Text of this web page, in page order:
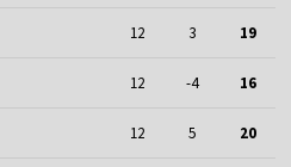
12 3 19
12 -4 16
12 5 20